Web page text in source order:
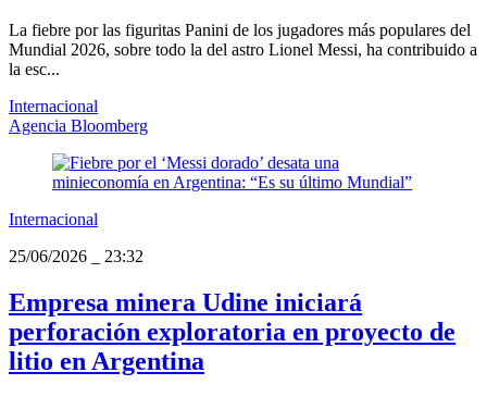
La fiebre por las figuritas Panini de los jugadores más populares del
Mundial 2026, sobre todo la del astro Lionel Messi, ha contribuido a
la esc...
Internacional
Agencia Bloomberg
Internacional
25/06/2026
23:32
Empresa minera Udine iniciará
perforación exploratoria en proyecto de
litio en Argentina